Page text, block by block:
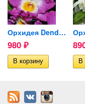
Орхидея Dendrobium Comet...
980 ₽